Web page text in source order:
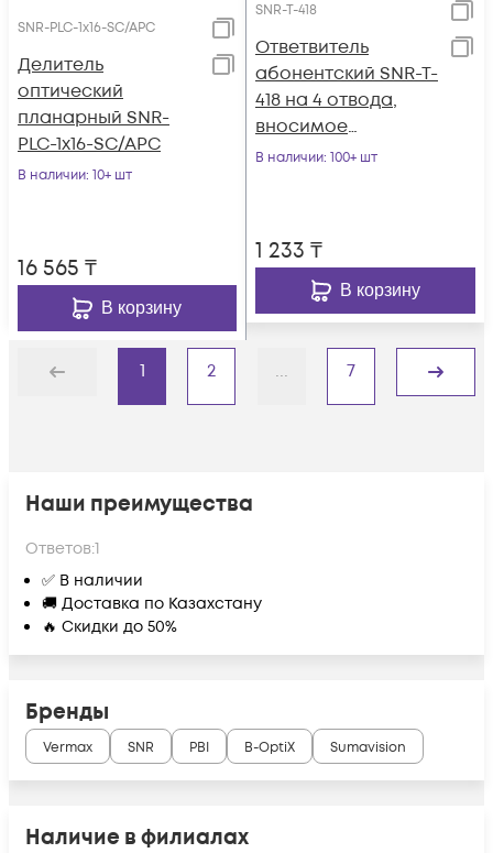
SNR-PLC-1x16-SC/APC
Делитель
оптический
планарный SNR-
PLC-1x16-SC/APC
В наличии: 10+ шт
16 565 ₸
В корзину
SNR-T-418
Ответвитель
абонентский SNR-T-
418 на 4 отвода,
вносимое
затухание IN-TAP
В наличии: 100+ шт
1 233 ₸
В корзину
Назад
1 2 ... 7
Дальше
Наши преимущества
Ответов:1
✅ В наличии
🚚 Доставка по Казахстану
🔥 Скидки до 50%
Бренды
Vermax SNR PBI B-OptiX Sumavision
Наличие в филиалах